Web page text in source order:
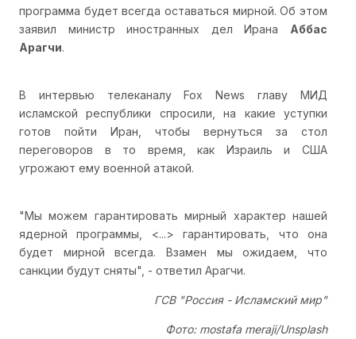
программа будет всегда оставаться мирной. Об этом
заявил министр иностранных дел Ирана Аббас
Арагчи.
В интервью телеканалу Fox News главу МИД
исламской республики спросили, на какие уступки
готов пойти Иран, чтобы вернуться за стол
переговоров в то время, как Израиль и США
угрожают ему военной атакой.
"Мы можем гарантировать мирный характер нашей
ядерной программы, <...> гарантировать, что она
будет мирной всегда. Взамен мы ожидаем, что
санкции будут сняты", - ответил Арагчи.
ГСВ "Россия - Исламский мир"
Фото: mostafa meraji/Unsplash